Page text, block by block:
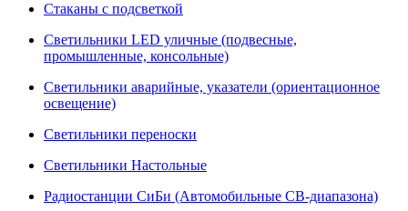
Стаканы с подсветкой
Светильники LED уличные (подвесные,
промышленные, консольные)
Светильники аварийные, указатели (ориентационное
освещение)
Светильники переноски
Светильники Настольные
Радиостанции СиБи (Автомобильные СВ-диапазона)